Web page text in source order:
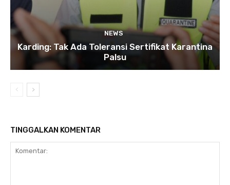
NEWS
Karding: Tak Ada Toleransi Sertifikat Karantina
Palsu
TINGGALKAN KOMENTAR